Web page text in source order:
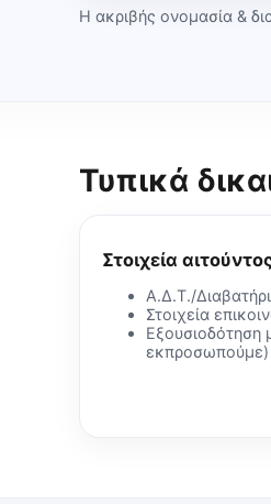
Η ακριβής ονομασία &
Τυπικά
Στοιχεία
Α.Δ.Τ./
Στοιχεία
Εξουσιοδότηση
εκπροσωπούμε)